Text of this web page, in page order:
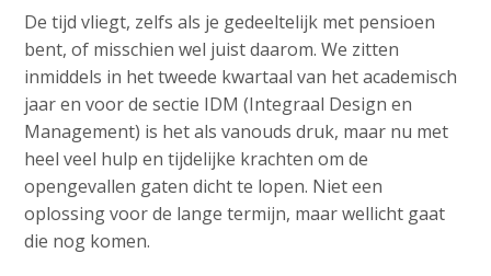
m
p
t
o
m
a
i
n
c
s
De tijd vliegt, zelfs als je gedeeltelijk met pensioen
bent, of misschien wel juist daarom. We zitten
inmiddels in het tweede kwartaal van het academisch
jaar en voor de sectie IDM (Integraal Design en
Management) is het als vanouds druk, maar nu met
heel veel hulp en tijdelijke krachten om de
opengevallen gaten dicht te lopen. Niet een
oplossing voor de lange termijn, maar wellicht gaat
die nog komen.
English
Nederlands